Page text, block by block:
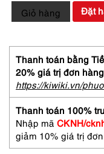
1067-
Khăn
vuông-
Floral
theme
silk
carf
(~86cm
86cm)-
Khá
Giỏ hàng Đặt
Thanh toán bằng
20% giá trị đơn
https://kiwiki.vn/
Thanh toán 100%
Nhập mã CKNH/
giảm 10% giá trị